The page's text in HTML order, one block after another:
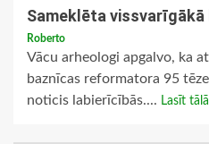
Sameklēta
Roberto
Vācu arheologi apgalvo, ka
baznīcas reformatora 95
noticis labierīcībās.... Lasīt